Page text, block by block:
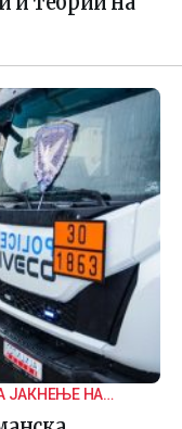
ЈАКНЕЊЕ НА